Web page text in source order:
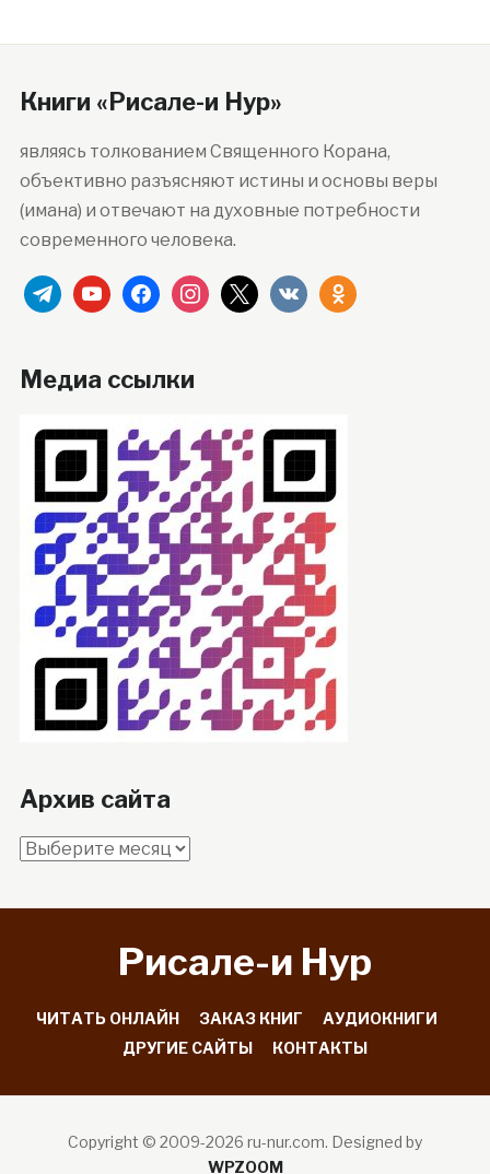
Книги «Рисале-и Нур»
являясь толкованием Священного Корана,
объективно разъясняют истины и основы веры
(имана) и отвечают на духовные потребности
современного человека.
telegramyoutubefacebookinstagram
x vkontakteodnoklassniki
Медиа ссылки
Архив сайта
Архив
Рисале-и Hyp
ЧИТАТЬ ОНЛАЙН ЗАКАЗ КНИГ
АУДИОКНИГИ
ДРУГИЕ САЙТЫ
КОНТАКТЫ
Copyright © 2009-2026 ru-nur.com. Designed by
WPZOOM